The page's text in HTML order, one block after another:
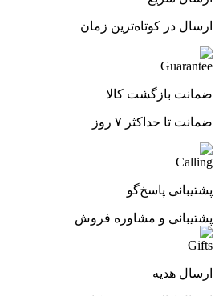
ارسال در کوتاه‌ترین زمان
ضمانت بازگشت کالا
ضمانت تا حداکثر ۷ روز
پشتیبانی پاسخ‌گو
پشتیبانی و مشاوره فروش
ارسال هدیه